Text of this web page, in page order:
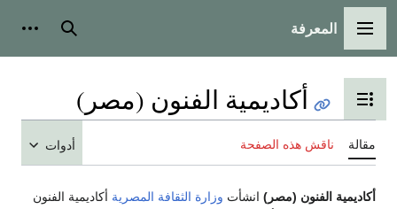
القائمة الرئيسية
المعرفة بحث
تبديل عرض جدول المحتويات
أكاديمية الفنون (مصر)
مقالة ناقش هذه الصفحة أدوات
أكاديمية الفنون (مصر) انشأت وزارة الثقافة المصرية أكاديمية الفنون